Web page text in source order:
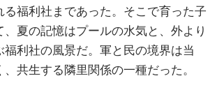
る福利社まであった。そこで育った子
、夏の記憶はプールの水気と、外より
福利社の風景だ。軍と民の境界は当
共生する隣里関係の一種だった。